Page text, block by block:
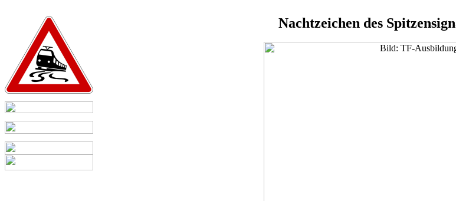
Nachtzeichen des